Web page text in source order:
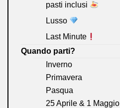
pasti inclusi
Lusso
Last Minute
Quando parti?
Inverno
Primavera
Pasqua
25 Aprile & 1 Maggio